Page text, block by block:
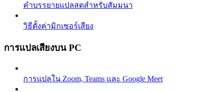
คำบรรยายแปลสดสำหรับสัมมนา
วิธีตั้งค่ามิกเซอร์เสียง
การแปลเสียงบน PC
การแปลใน Zoom, Teams และ Google Meet